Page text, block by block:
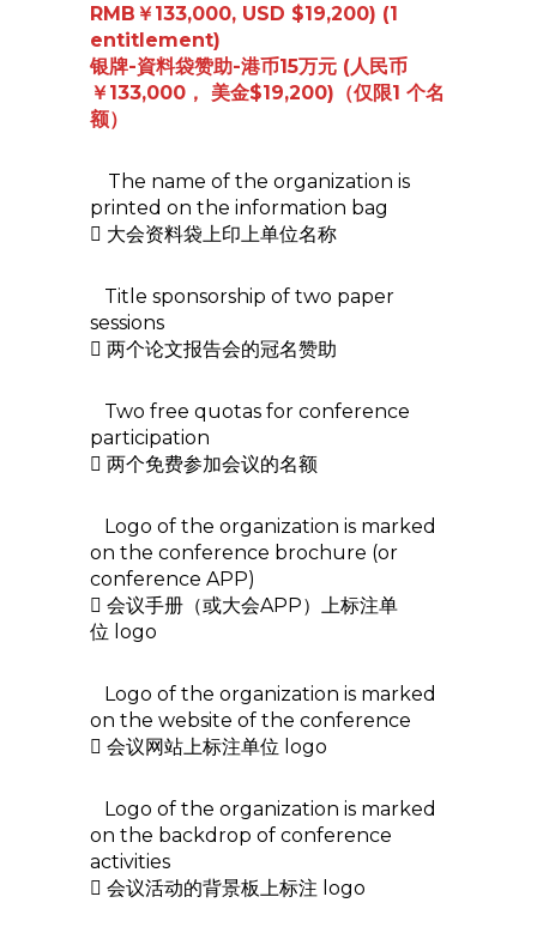
RMB￥133,000, USD $19,200) (1
entitlement)
银牌-資料袋赞助-港币15万元 (人民币
￥133,000， 美金$19,200)（仅限1 个名
额）
The name of the organization is
printed on the information bag
 大会资料袋上印上单位名称
Title sponsorship of two paper
sessions
 两个论文报告会的冠名赞助
Two free quotas for conference
participation
 两个免费参加会议的名额
Logo of the organization is marked
on the conference brochure (or
conference APP)
 会议手册（或大会APP）上标注单
位 logo
Logo of the organization is marked
on the website of the conference
 会议网站上标注单位 logo
Logo of the organization is marked
on the backdrop of conference
activities
 会议活动的背景板上标注 logo